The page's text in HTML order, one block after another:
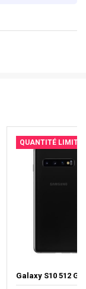
QUANTITÉ
Galaxy S10 512